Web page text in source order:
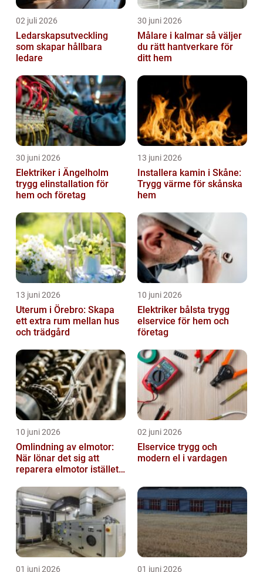
02 juli 2026
Ledarskapsutveckling
som skapar hållbara
ledare
30 juni 2026
Målare i kalmar så väljer
du rätt hantverkare för
ditt hem
30 juni 2026
Elektriker i Ängelholm
trygg elinstallation för
hem och företag
13 juni 2026
Installera kamin i Skåne:
Trygg värme för skånska
hem
13 juni 2026
Uterum i Örebro: Skapa
ett extra rum mellan hus
och trädgård
10 juni 2026
Elektriker bålsta trygg
elservice för hem och
företag
10 juni 2026
Omlindning av elmotor:
När lönar det sig att
reparera elmotor istället
02 juni 2026
Elservice trygg och
modern el i vardagen
01 juni 2026 01 juni 2026